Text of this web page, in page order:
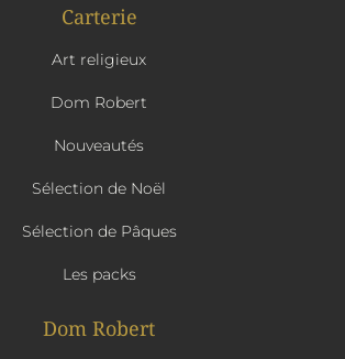
Carterie
Art religieux
Dom Robert
Nouveautés
Sélection de Noël
Sélection de Pâques
Les packs
Dom Robert